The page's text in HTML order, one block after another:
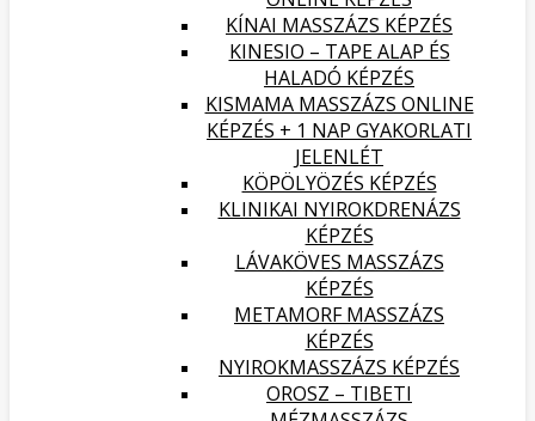
KÍNAI MASSZÁZS KÉPZÉS
KINESIO – TAPE ALAP ÉS
HALADÓ KÉPZÉS
KISMAMA MASSZÁZS ONLINE
KÉPZÉS + 1 NAP GYAKORLATI
JELENLÉT
KÖPÖLYÖZÉS KÉPZÉS
KLINIKAI NYIROKDRENÁZS
KÉPZÉS
LÁVAKÖVES MASSZÁZS
KÉPZÉS
METAMORF MASSZÁZS
KÉPZÉS
NYIROKMASSZÁZS KÉPZÉS
OROSZ – TIBETI